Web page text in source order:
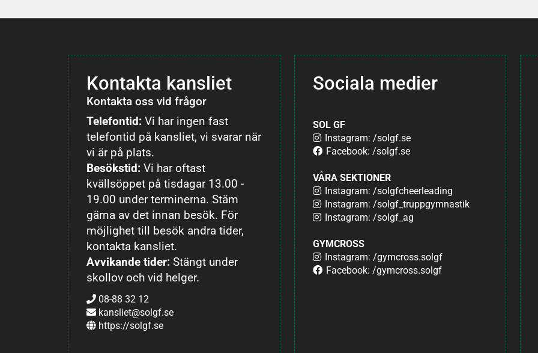
SOL FAQ
Kontakta kansliet
Kontakta oss vid frågor
Telefontid: Vi har ingen fast
telefontid på kansliet, vi svarar när
vi är på plats.
Besökstid: Vi har oftast
kvällsöppet på tisdagar 13.00 -
19.00 under terminerna. Stäm
gärna av det innan besök. För
möjlighet till besök andra tider,
kontakta kansliet.
Avvikande tider: Stängt under
skollov och vid helger.
08-88 32 12
kansliet@solgf.se
https://solgf.se
Sociala medier
SOL GF
Instagram: /solgf.se
Facebook: /solgf.se
VÅRA SEKTIONER
Instagram: /solgfcheerleading
Instagram: /solgf_truppgymnastik
Instagram: /solgf_ag
GYMCROSS
Instagram: /gymcross.solgf
Facebook: /gymcross.solgf